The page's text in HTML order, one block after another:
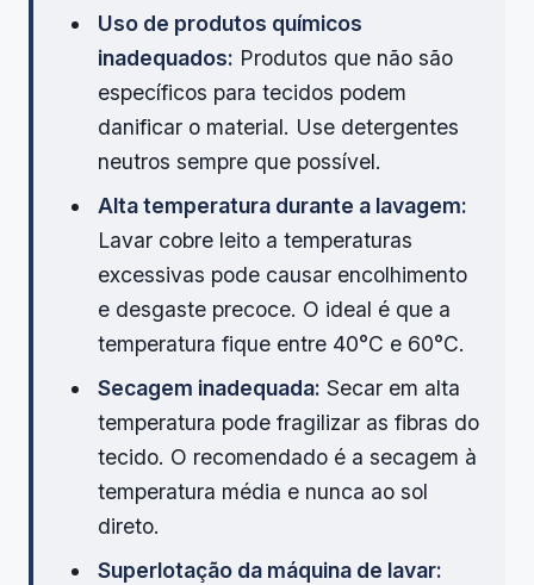
Uso de produtos químicos
inadequados: Produtos que não são
específicos para tecidos podem
danificar o material. Use detergentes
neutros sempre que possível.
Alta temperatura durante a lavagem:
Lavar cobre leito a temperaturas
excessivas pode causar encolhimento
e desgaste precoce. O ideal é que a
temperatura fique entre 40°C e 60°C.
Secagem inadequada: Secar em alta
temperatura pode fragilizar as fibras do
tecido. O recomendado é a secagem à
temperatura média e nunca ao sol
direto.
Superlotação da máquina de lavar: